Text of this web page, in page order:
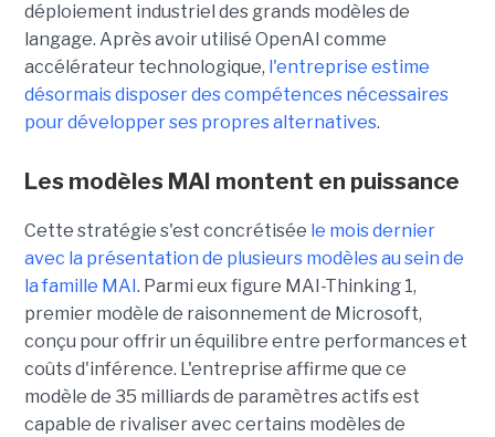
déploiement industriel des grands modèles de
langage. Après avoir utilisé OpenAI comme
accélérateur technologique, l'entreprise estime
désormais disposer des compétences nécessaires
pour développer ses propres alternatives.
Les modèles MAI montent en puissance
Cette stratégie s'est concrétisée le mois dernier
avec la présentation de plusieurs modèles au sein de
la famille MAI . Parmi eux figure MAI-Thinking 1,
premier modèle de raisonnement de Microsoft,
conçu pour offrir un équilibre entre performances et
coûts d'inférence. L'entreprise affirme que ce
modèle de 35 milliards de paramètres actifs est
capable de rivaliser avec certains modèles de